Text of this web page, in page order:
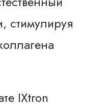
стимулируя
IXtron